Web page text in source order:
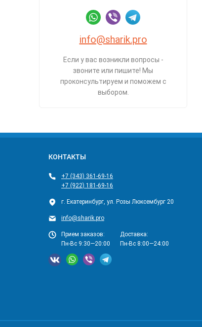
info@sharik.pro
Если у вас возникли вопросы -
звоните или пишите! Мы
проконсультируем и поможем с
выбором.
КОНТАКТЫ
+7 (343) 361-69-16
+7 (922) 181-69-16
г. Екатеринбург, ул. Розы Люксембург 20
info@sharik.pro
Прием заказов:
Пн-Вс 9:30—20:00
Доставка:
Пн-Вс 8:00—24:00